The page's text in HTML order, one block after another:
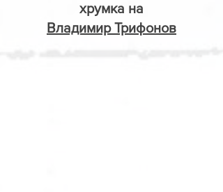
хрумка на
Владимир Трифонов